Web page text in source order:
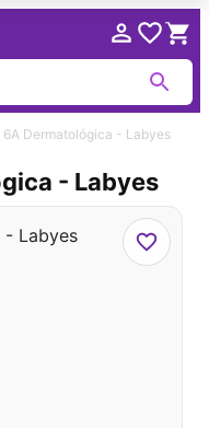
6A Dermatológica - Labyes
- Labyes